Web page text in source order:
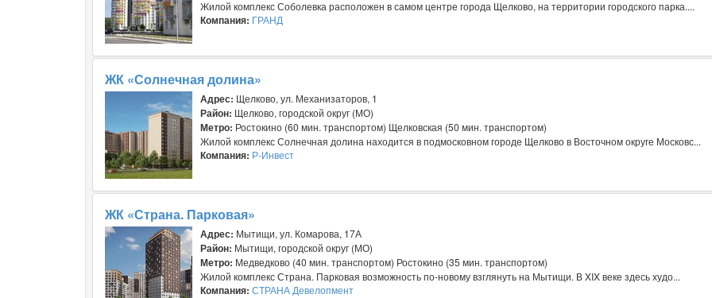
Жилой комплекс Соболевка расположен в самом центре города Щелково, на территории городского парка....
Компания: ГРАНД
ЖК «Солнечная долина»
Адрес: Щелково, ул. Механизаторов, 1
Район: Щелково, городской округ (МО)
Метро: Ростокино (60 мин. транспортом) Щелковская (50 мин. транспортом)
Жилой комплекс Солнечная долина находится в подмосковном городе Щелково в Восточном округе Московс...
Компания: Р-Инвест
ЖК «Страна. Парковая»
Адрес: Мытищи, ул. Комарова, 17А
Район: Мытищи, городской округ (МО)
Метро: Медведково (40 мин. транспортом) Ростокино (35 мин. транспортом)
Жилой комплекс Страна. Парковая возможность по-новому взглянуть на Мытищи. В XIX веке здесь худо...
Компания: СТРАНА Девелопмент